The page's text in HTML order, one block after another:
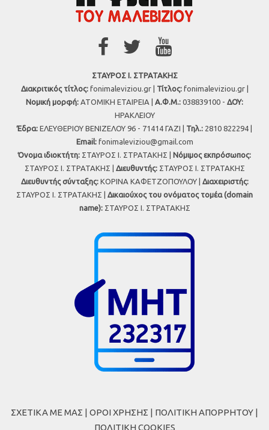
ΣΤΑΥΡΟΣ Ι. ΣΤΡΑΤΑΚΗΣ
Διακριτικός τίτλος:fonimaleviziou.gr | Τίτλος:fonimaleviziou.gr |
Νομική μορφή: ΑΤΟΜΙΚΗ ΕΤΑΙΡΕΙΑ | Α.Φ.Μ.: 038839100 - ΔΟΥ:
ΗΡΑΚΛΕΙΟΥ
Έδρα: ΕΛΕΥΘΕΡΙΟΥ ΒΕΝΙΖΕΛΟΥ 96 - 71414 ΓΑΖΙ | Τηλ.: 2810 822294 |
Εmail: fonimaleviziou@gmail.com
Όνομα ιδιοκτήτη: ΣΤΑΥΡΟΣ Ι. ΣΤΡΑΤΑΚΗΣ | Νόμιμος εκπρόσωπος:
ΣΤΑΥΡΟΣ Ι. ΣΤΡΑΤΑΚΗΣ | Διευθυντής:ΣΤΑΥΡΟΣ Ι. ΣΤΡΑΤΑΚΗΣ
Διευθυντής σύνταξης:ΚΟΡΙΝΑ ΚΑΦΕΤΖΟΠΟΥΛΟΥ | Διαχειριστής:
ΣΤΑΥΡΟΣ Ι. ΣΤΡΑΤΑΚΗΣ | Δικαιούχος του ονόματος τομέα (domain
name):ΣΤΑΥΡΟΣ Ι. ΣΤΡΑΤΑΚΗΣ
ΣΧΕΤΙΚΑ ΜΕ ΜΑΣ | ΟΡΟΙ ΧΡΗΣΗΣ | ΠΟΛΙΤΙΚΗ ΑΠΟΡΡΗΤΟΥ |
ΠΟΛΙΤΙΚΗ COOKIES